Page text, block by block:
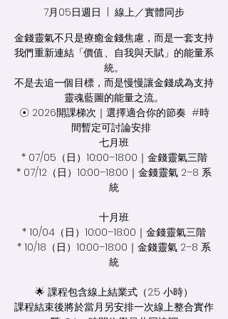
7月05日週日
線上／實體同步
金錢靈氣不只是療癒金錢焦慮，而是一套支持
我們重新連結「價值、自我與天賦」的能量系
統。
不是去追一個目標，而是慢慢讓金錢成為支持
靈魂藍圖的能量之流。
☉ 2026開課梯次｜選擇適合你的節奏 #時
間暫定可討論安排
七月班
* 07/05（日）10:00–18:00｜金錢靈氣三階
* 07/12（日）10:00–18:00｜金錢靈氣 2–8 系
統
十月班
* 10/04（日）10:00–18:00｜金錢靈氣三階
* 10/18（日）10:00–18:00｜金錢靈氣 2–8 系
統
🌟 課程包含線上結業式（2.5 小時）
課程結束後將於當月另安排一次線上整合實作